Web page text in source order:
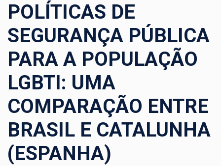
POLÍTICAS DE
SEGURANÇA PÚBLICA
PARA A POPULAÇÃO
LGBTI: UMA
COMPARAÇÃO ENTRE
BRASIL E CATALUNHA
(ESPANHA)